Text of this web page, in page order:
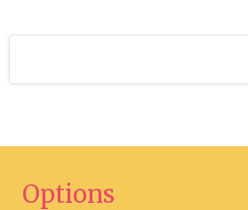
Options